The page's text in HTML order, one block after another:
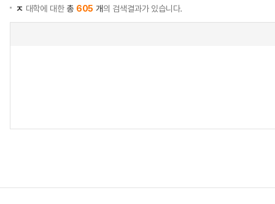
ㅈ 대학에 대한총 605 개의 검색결과가 있습니다.